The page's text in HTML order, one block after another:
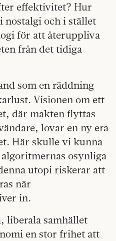
effektivitet? Hur
och i stället
för att återuppliva
från det tidiga
som en räddning
Visionen om ett
där makten flyttas
lovar en ny era
Här skulle vi kunna
osynliga
utopi riskerar att
när
in.
liberala samhället
en stor frihet att